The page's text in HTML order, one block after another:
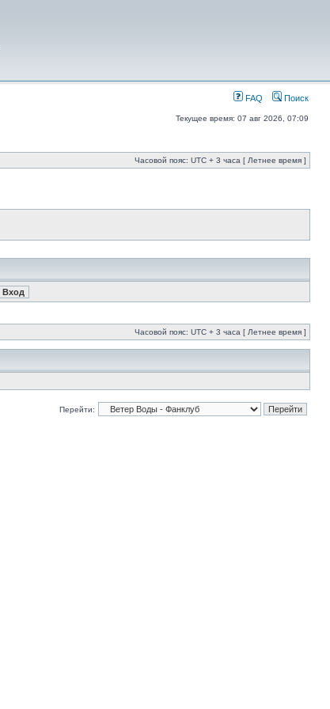
FAQ Поиск
Текущее время: 07 авг 2026, 07:09
Часовой пояс: UTC + 3 часа [ Летнее время ]
Часовой пояс: UTC + 3 часа [ Летнее время ]
Перейти: